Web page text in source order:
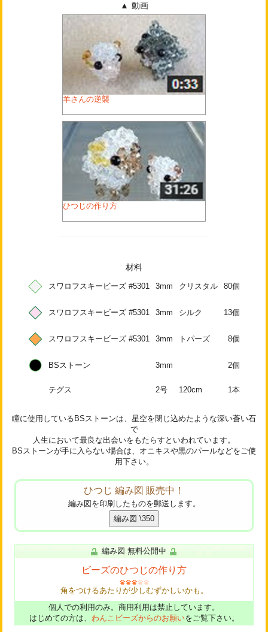
動画
羊さんの逆襲
ひつじの作り方
材料
スワロフスキービーズ #5301 3mm クリスタル 80個
スワロフスキービーズ #5301 3mm シルク 13個
スワロフスキービーズ #5301 3mm トパーズ 8個
BSストーン 3mm 2個
テグス 2号 120cm 1本
瞳に使用しているBSストーンは、星空を閉じ込めたような深い蒼い石
で
人生において最良な出会いをもたらすといわれています。
BSストーンが手に入らない場合は、オニキスや黒のパールなどをご使
用下さい。
ひつじ 編み図 販売中！
編み図を印刷したものを郵送します。
編み図 無料公開中
ビーズのひつじの作り方
角をつけるあたりが少しむずかしいかも。
個人での利用のみ。商用利用は禁止しています。
はじめての方は、 わんこビーズからのお願いをご覧下さい。